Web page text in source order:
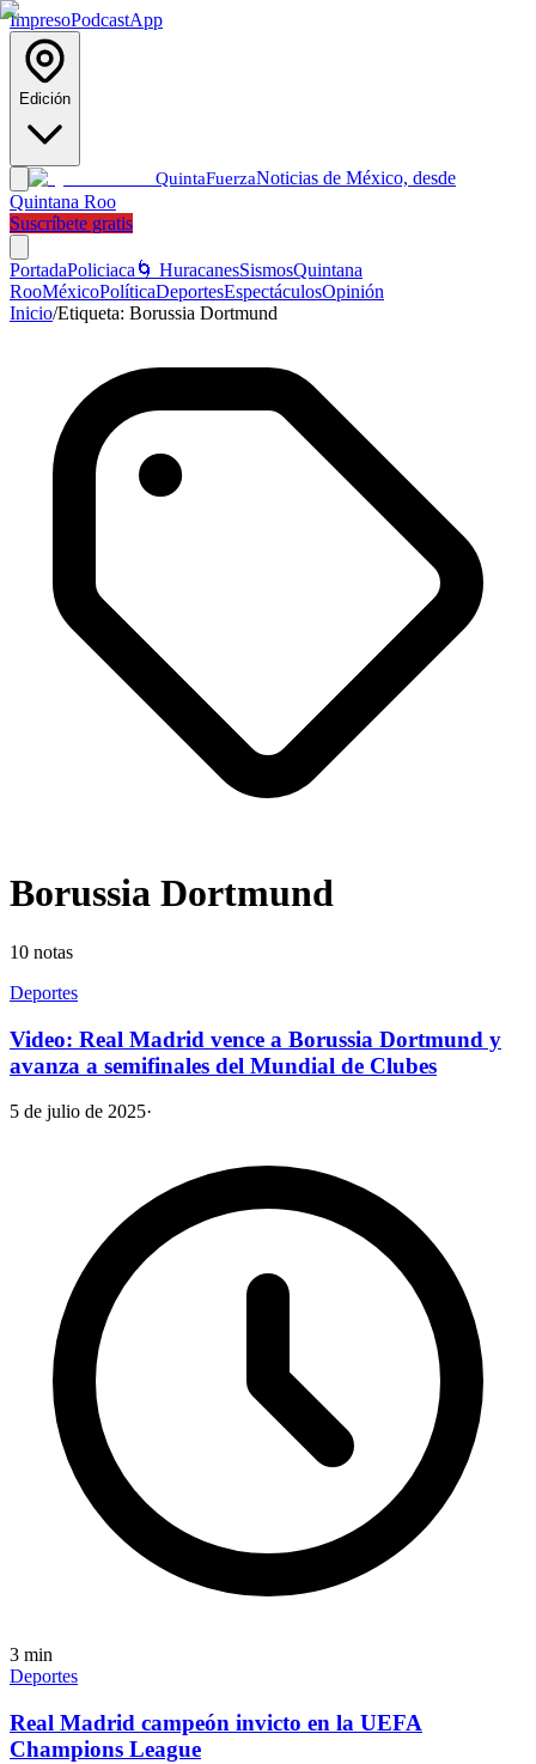
ImpresoPodcastApp
Edición
QuintaFuerzaNoticias de México, desde
Quintana Roo
Suscríbete gratis
PortadaPoliciaca 🌀 HuracanesSismosQuintana
RooMéxicoPolíticaDeportesEspectáculosOpinión
Inicio/Etiqueta: Borussia Dortmund
Borussia Dortmund
10 notas
Deportes
Video: Real Madrid vence a Borussia Dortmund y
avanza a semifinales del Mundial de Clubes
5 de julio de 2025·
3 min
Deportes
Real Madrid campeón invicto en la UEFA
Champions League